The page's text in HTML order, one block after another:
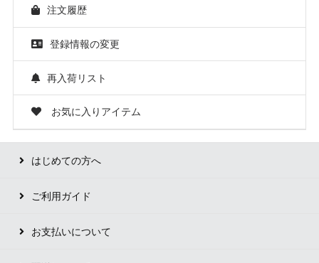
注文履歴
登録情報の変更
再入荷リスト
お気に入りアイテム
はじめての方へ
ご利用ガイド
お支払いについて